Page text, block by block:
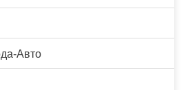
Авто